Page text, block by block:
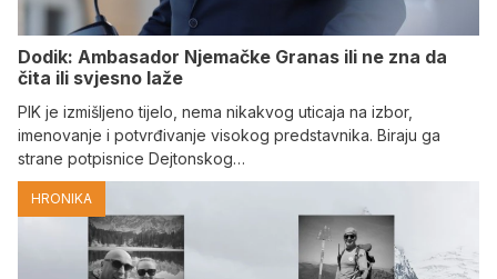
Dodik: Ambasador Njemačke Granas ili ne zna da
čita ili svjesno laže
PIK je izmišljeno tijelo, nema nikakvog uticaja na izbor,
imenovanje i potvrđivanje visokog predstavnika. Biraju ga
strane potpisnice Dejtonskog…
HRONIKA